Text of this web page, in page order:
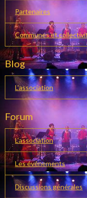
Partenaires
Communes et
Blog
L'association
Forum
L'association
Les événements
Discussions générales